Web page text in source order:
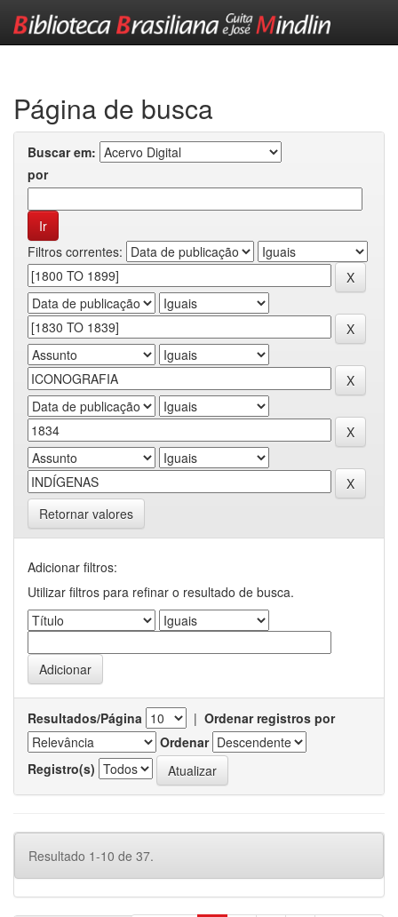
Página de busca
Buscar em:
por
Filtros correntes:
Retornar valores
Adicionar filtros:
Utilizar filtros para refinar o resultado de busca.
Resultados/Página | Ordenar registros por
Ordenar
Registro(s)
Resultado 1-10 de 37.